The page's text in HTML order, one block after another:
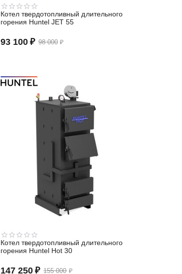
Котел твердотопливный длительного
горения Huntel JET 55
98 000 ₽
93 100 ₽
Котел твердотопливный длительного
горения Huntel Hot 30
155 000 ₽
147 250 ₽